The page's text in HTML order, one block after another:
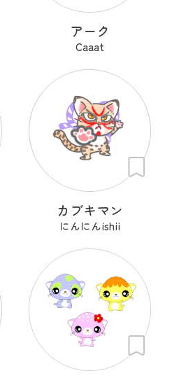
アーク
Caaat
カブキマン
にんにんishii